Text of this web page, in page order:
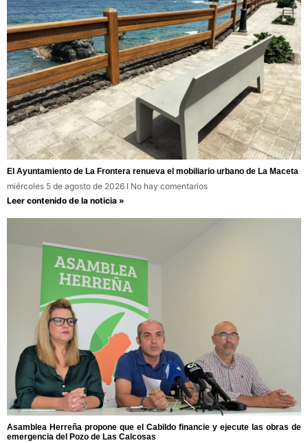
El Ayuntamiento de La Frontera renueva el mobiliario urbano de La Maceta
miércoles 5 de agosto de 2026
No hay comentarios
Leer contenido de la noticia »
Asamblea Herreña propone que el Cabildo financie y ejecute las obras de
emergencia del Pozo de Las Calcosas